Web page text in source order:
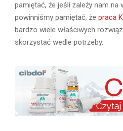
pamiętać, że jeśli zależy nam na
powinniśmy pamiętać, że praca
bardzo wiele właściwych
skorzystać wedle potrzeby.